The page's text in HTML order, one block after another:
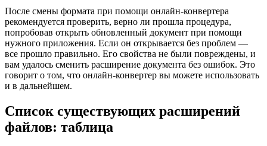
После смены формата при помощи онлайн-конвертера
рекомендуется проверить, верно ли прошла процедура,
попробовав открыть обновленный документ при помощи
нужного приложения. Если он открывается без проблем —
все прошло правильно. Его свойства не были повреждены, и
вам удалось сменить расширение документа без ошибок. Это
говорит о том, что онлайн-конвертер вы можете использовать
и в дальнейшем.
Список существующих расширений
файлов: таблица